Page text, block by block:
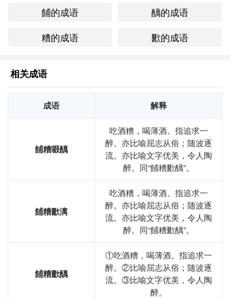
粗茶淡饭：指生活简朴，饮食简单。
贫贱潦倒：形容生活贫困，境遇艰难。
酒肉朋友：指交情较深的朋友，通常指吃喝玩乐的朋
食不厌精：形容对饮食的讲究与追求。
文化与社会背景
在**传统文化中，饮食不仅关系到生活的基本需求，也反映
了一个人的生活态度和社会地位。成语“餔糟歠醨”反映了对
粗糙饮食的批评，强调了饮食文化的重要性。在现代社会，
随着生活水平的提高，这一成语的使用可能会减少，但它仍
提醒人们关注生活的质量。
情感与联想
“餔糟歠醨”给人的情感反应往往是对艰苦生活的同情与思
考。它引发人们对生活品质的反思，激励人们追求更好的生
餔的成语
醨的成语
糟的成语
歠的成语
相关成语
成语 解释
餔糟啜醨
吃酒糟，喝薄酒。指追求一
醉。亦比喻屈志从俗；随波逐
流。亦比喻文字优美，令人陶
醉。同“餔糟歠醨”。
餔糟歠漓
吃酒糟，喝薄酒。指追求一
醉。亦比喻屈志从俗；随波逐
流。亦比喻文字优美，令人陶
醉。同“餔糟歠醨”。
餔糟歠醨
①吃酒糟，喝薄酒。指追求一
醉。②比喻屈志从俗；随波逐
流。③比喻文字优美，令人陶
醉。